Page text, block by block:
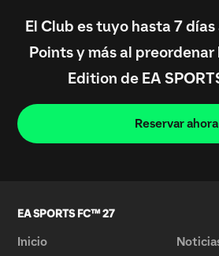
El Club es tuyo hasta 7
Points y más al
Edition de EA